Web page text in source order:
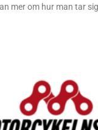
mer om hur man tar